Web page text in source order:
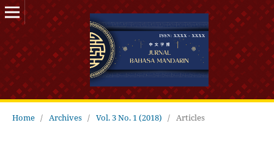
Home / Archives / Vol. 3 No. 1 (2018) / Articles